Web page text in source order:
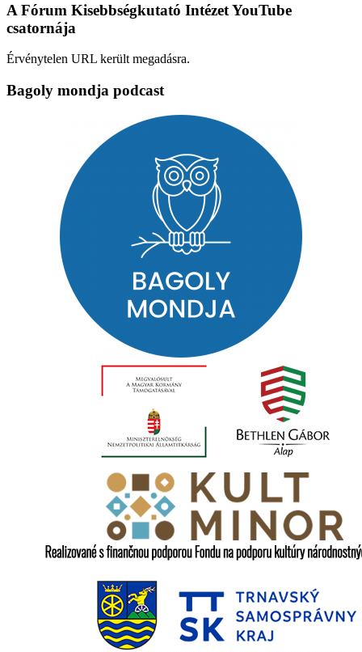
A Fórum Kisebbségkutató Intézet YouTube
csatornája
Érvénytelen URL került megadásra.
Bagoly mondja podcast